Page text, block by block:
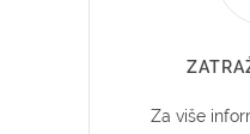
Za više